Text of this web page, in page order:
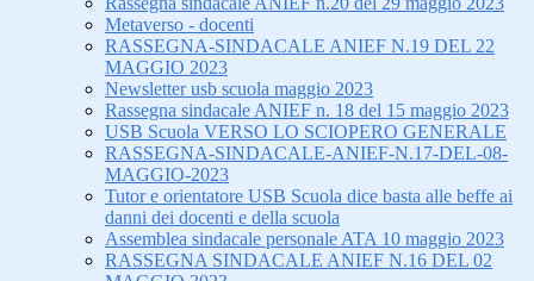
Metaverso - docenti
RASSEGNA-SINDACALE ANIEF N.19 DEL 22
MAGGIO 2023
Newsletter usb scuola maggio 2023
Rassegna sindacale ANIEF n. 18 del 15 maggio 2023
USB Scuola VERSO LO SCIOPERO GENERALE
RASSEGNA-SINDACALE-ANIEF-N.17-DEL-08-
MAGGIO-2023
Tutor e orientatore USB Scuola dice basta alle beffe ai
danni dei docenti e della scuola
Assemblea sindacale personale ATA 10 maggio 2023
RASSEGNA SINDACALE ANIEF N.16 DEL 02